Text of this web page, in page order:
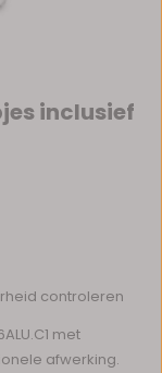
inclusief
controleren
met
afwerking.